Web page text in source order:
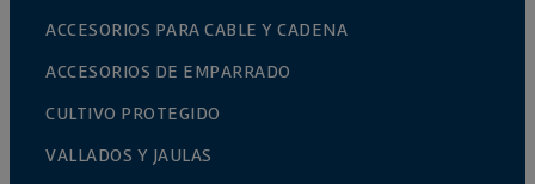
ACCESORIOS PARA CABLE Y CADENA
ACCESORIOS DE EMPARRADO
CULTIVO PROTEGIDO
VALLADOS Y JAULAS